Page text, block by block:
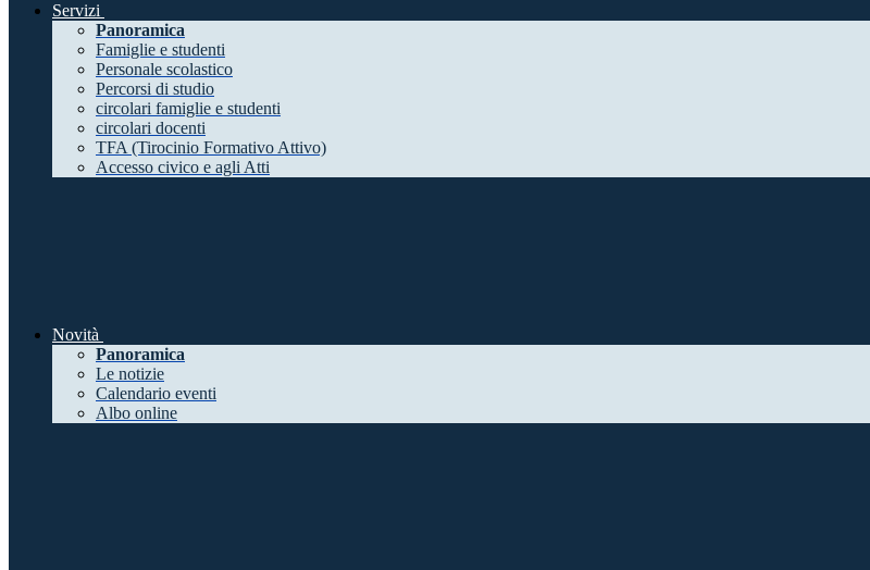
Servizi
Panoramica
Famiglie e studenti
Personale scolastico
Percorsi di studio
circolari famiglie e studenti
circolari docenti
TFA (Tirocinio Formativo Attivo)
Accesso civico e agli Atti
Novità
Panoramica
Le notizie
Calendario eventi
Albo online